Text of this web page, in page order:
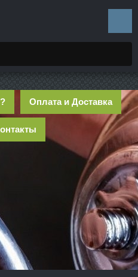
Оплата и Доставка